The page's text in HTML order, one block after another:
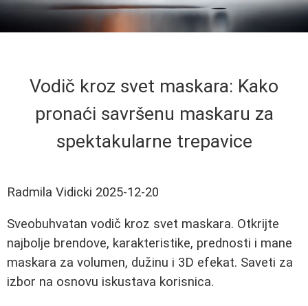
Vodič kroz svet maskara: Kako
pronaći savršenu maskaru za
spektakularne trepavice
Radmila Vidicki 2025-12-20
Sveobuhvatan vodič kroz svet maskara. Otkrijte
najbolje brendove, karakteristike, prednosti i mane
maskara za volumen, dužinu i 3D efekat. Saveti za
izbor na osnovu iskustava korisnica.